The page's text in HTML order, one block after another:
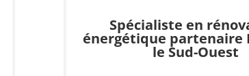
Spécialiste en
énergétique partenaire
le Sud-Ouest